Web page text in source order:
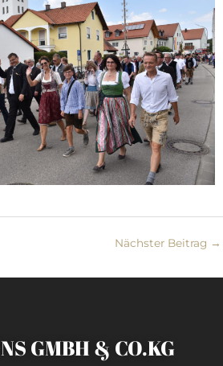
Nächster Beitrag →
GMBH & CO.KG